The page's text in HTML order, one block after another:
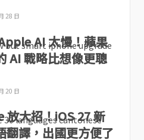
28 日
AI 太慢！蘋果
AI 戰略比想像更聰
20 日
放大招！iOS 27 新
翻譯，出國更方便了